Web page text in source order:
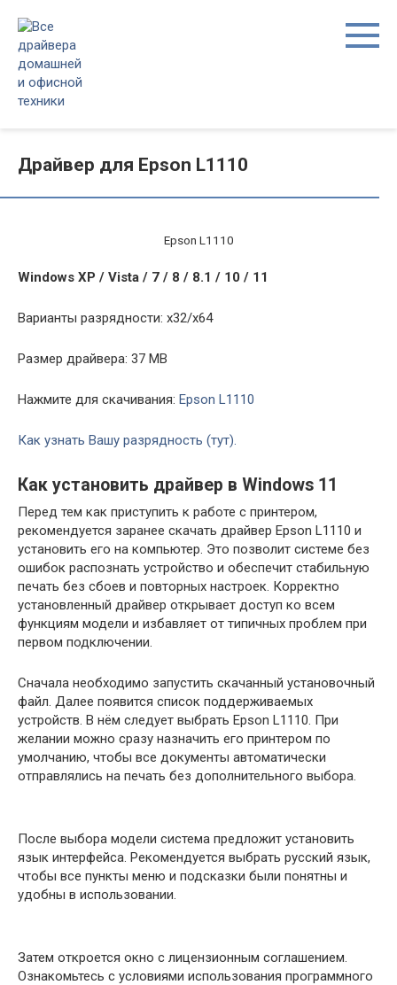
контенту
Драйвер для Epson L1110
Epson L1110
Windows XP / Vista / 7 / 8 / 8.1 / 10 / 11
Варианты разрядности: x32/x64
Размер драйвера: 37 MB
Нажмите для скачивания: Epson L1110
Как узнать Вашу разрядность (тут).
Как установить драйвер в Windows 11
Перед тем как приступить к работе с принтером,
рекомендуется заранее скачать драйвер Epson L1110 и
установить его на компьютер. Это позволит системе без
ошибок распознать устройство и обеспечит стабильную
печать без сбоев и повторных настроек. Корректно
установленный драйвер открывает доступ ко всем
функциям модели и избавляет от типичных проблем при
первом подключении.
Сначала необходимо запустить скачанный установочный
файл. Далее появится список поддерживаемых
устройств. В нём следует выбрать Epson L1110. При
желании можно сразу назначить его принтером по
умолчанию, чтобы все документы автоматически
отправлялись на печать без дополнительного выбора.
После выбора модели система предложит установить
язык интерфейса. Рекомендуется выбрать русский язык,
чтобы все пункты меню и подсказки были понятны и
удобны в использовании.
Затем откроется окно с лицензионным соглашением.
Ознакомьтесь с условиями использования программного